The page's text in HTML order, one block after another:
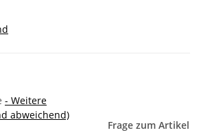
- Weitere
abweichend)
Frage zum Artikel